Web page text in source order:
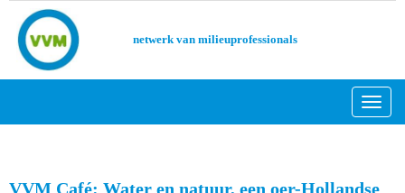
netwerk van milieuprofessionals
VVM Café: Water en natuur, een oer-Hollandse